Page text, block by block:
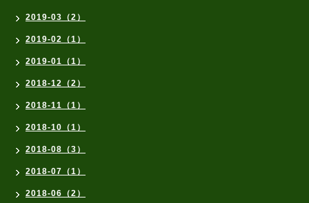
2019-03（2）
2019-02（1）
2019-01（1）
2018-12（2）
2018-11（1）
2018-10（1）
2018-08（3）
2018-07（1）
2018-06（2）